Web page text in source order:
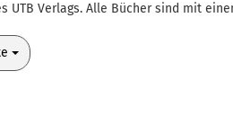
UTB Verlags. Alle Bücher sind mit